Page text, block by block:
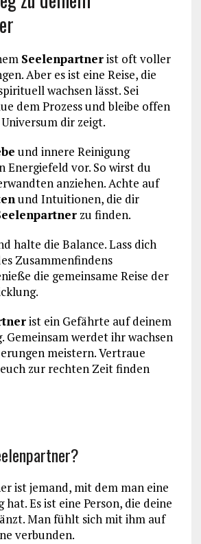
Seelenpartnerist oft voller
Aber es ist eine Reise, die
wachsen lässt. Sei
dem Prozess und bleibe offen
dir zeigt.
und innere Reinigung
Energiefeld vor. So wirst du
anziehen. Achte auf
und Intuitionen, die dir
zu finden.
halte die Balance. Lass dich
Zusammenfindens
die gemeinsame Reise der
ist ein Gefährte auf deinem
Gemeinsam werdet ihr wachsen
meistern. Vertraue
zur rechten Zeit finden
ist jemand, mit dem man eine
Es ist eine Person, die deine
Man fühlt sich mit ihm auf
verbunden.